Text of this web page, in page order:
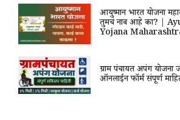
आयुष्मान भारत योजना
तुमचं नाव आहे का? |
Yojana
ग्राम पंचायत अपंग योजना
ऑनलाईन फॉर्म संपूर्ण